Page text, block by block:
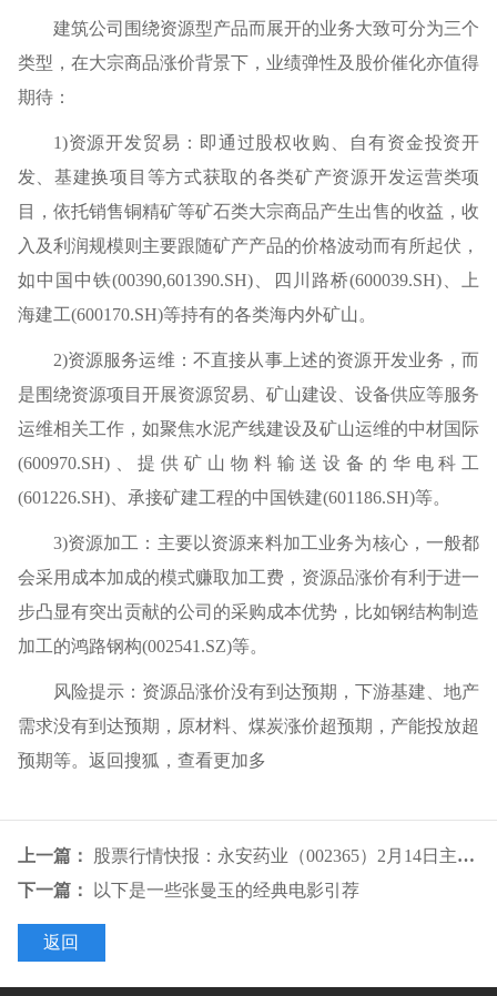
建筑公司围绕资源型产品而展开的业务大致可分为三个
类型，在大宗商品涨价背景下，业绩弹性及股价催化亦值得
期待：
1)资源开发贸易：即通过股权收购、自有资金投资开
发、基建换项目等方式获取的各类矿产资源开发运营类项
目，依托销售铜精矿等矿石类大宗商品产生出售的收益，收
入及利润规模则主要跟随矿产产品的价格波动而有所起伏，
如中国中铁(00390,601390.SH)、四川路桥(600039.SH)、上
海建工(600170.SH)等持有的各类海内外矿山。
2)资源服务运维：不直接从事上述的资源开发业务，而
是围绕资源项目开展资源贸易、矿山建设、设备供应等服务
运维相关工作，如聚焦水泥产线建设及矿山运维的中材国际
(600970.SH)、提供矿山物料输送设备的华电科工
(601226.SH)、承接矿建工程的中国铁建(601186.SH)等。
3)资源加工：主要以资源来料加工业务为核心，一般都
会采用成本加成的模式赚取加工费，资源品涨价有利于进一
步凸显有突出贡献的公司的采购成本优势，比如钢结构制造
加工的鸿路钢构(002541.SZ)等。
风险提示：资源品涨价没有到达预期，下游基建、地产
需求没有到达预期，原材料、煤炭涨价超预期，产能投放超
预期等。返回搜狐，查看更加多
上一篇：
股票行情快报：永安药业（002365）2月14日主力资金净卖出28949万元
下一篇：
以下是一些张曼玉的经典电影引荐
返回